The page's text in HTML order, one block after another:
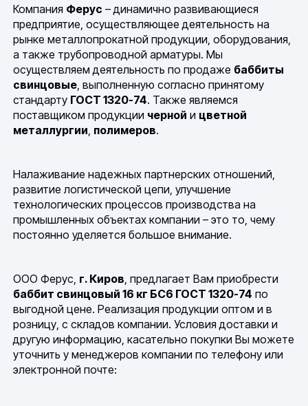
Компания Ферус – динамично развивающиеся
предприятие, осуществляющее деятельность на
рынке металлопрокатной продукции, оборудования,
а также трубопроводной арматуры. Мы
осуществляем деятельность по продаже баббиты
свинцовые, выполненную согласно принятому
стандарту ГОСТ 1320-74. Также являемся
поставщиком продукции черной и цветной
металлургии, полимеров.
Налаживание надежных партнерских отношений,
развитие логистической цепи, улучшение
технологических процессов производства на
промышленных объектах компании – это то, чему
постоянно уделяется большое внимание.
ООО Ферус, г. Киров, предлагает Вам приобрести
баббит свинцовый 16 кг БС6 ГОСТ 1320-74 по
выгодной цене. Реализация продукции оптом и в
розницу, с складов компании. Условия доставки и
другую информацию, касательно покупки Вы можете
уточнить у менеджеров компании по телефону или
электронной почте: